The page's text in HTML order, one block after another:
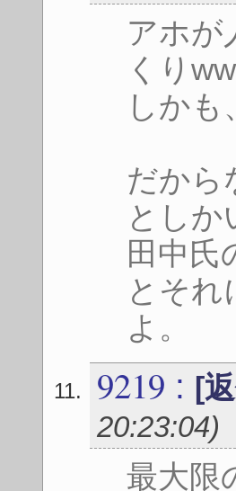
アホが
くり
しか
だから
としか
田中氏
とそれ
よ。
9219 : [
20:23:04)
最大限